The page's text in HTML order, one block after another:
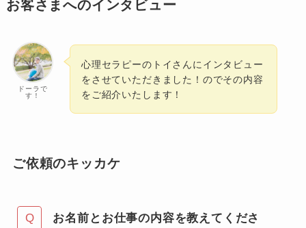
お客さまへのインタビュー
ドーラで
す！
心理セラピーのトイさんにインタビュー
をさせていただきました！のでその内容
をご紹介いたします！
ご依頼のキッカケ
お名前とお仕事の内容を教えてくださ